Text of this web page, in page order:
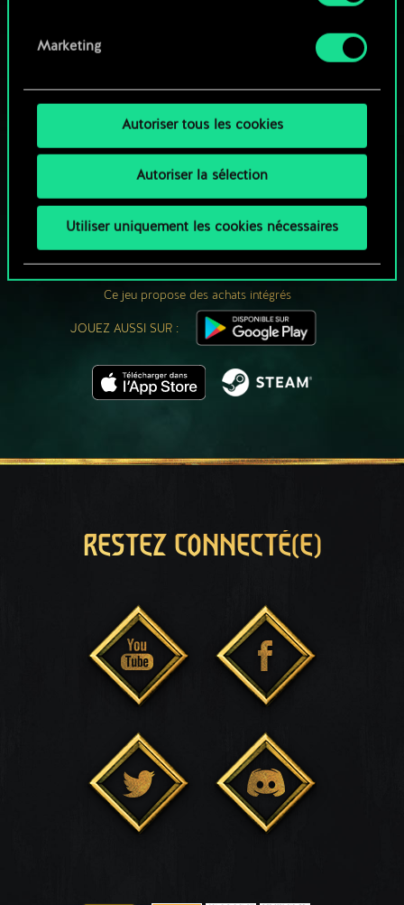
Marketing
Autoriser tous les cookies
Autoriser la sélection
Utiliser uniquement les cookies nécessaires
UNE PETITE PARTIE DE GWENT ?
Ce jeu propose des achats intégrés
JOUEZ AUSSI SUR :
RESTEZ CONNECTÉ(E)